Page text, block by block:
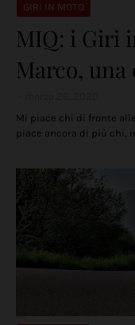
GIRI IN MOTO
MIQ: i Giri
Marco, una
Mi piace chi di fronte
piace ancora di più chi,